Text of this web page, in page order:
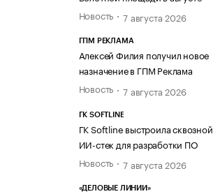
Новость
7 августа 2026
ГПМ РЕКЛАМА
Алексей Филия получил новое
назначение в ГПМ Реклама
Новость
7 августа 2026
ГК SOFTLINE
ГК Softline выстроила сквозной
ИИ-стек для разработки ПО
Новость
7 августа 2026
«ДЕЛОВЫЕ ЛИНИИ»